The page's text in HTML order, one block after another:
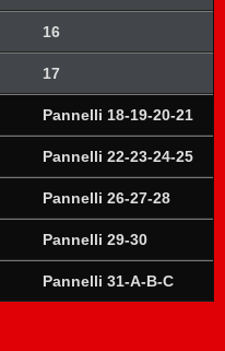
16
17
Pannelli 18-19-20-21
Pannelli 22-23-24-25
Pannelli 26-27-28
Pannelli 29-30
Pannelli 31-A-B-C